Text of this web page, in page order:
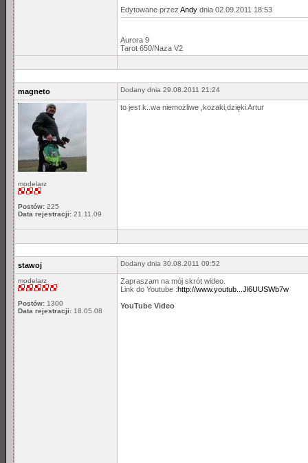
Edytowane przez Andy dnia 02.09.2011 18:53
Aurora 9
Tarot 650/Naza V2
magneto Dodany dnia 29.08.2011 21:24
modelarz
Postów: 225
Data rejestracji: 21.11.09
to jest k..wa niemożliwe ,kozaki,dzięki Artur
stawoj Dodany dnia 30.08.2011 09:52
modelarz
Postów: 1300
Data rejestracji: 18.05.08
Zapraszam na mój skrót wideo.
Link do Youtube :http://www.youtub...Jl6UUSWb7w
YouTube Video